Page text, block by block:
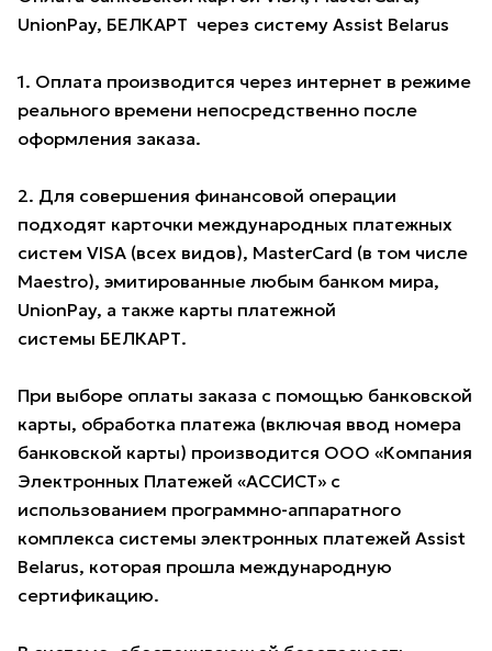
UnionPay, БЕЛКАРТ через систему Assist Belarus
1. Оплата производится через интернет в режиме
реального времени непосредственно после
оформления заказа.
2. Для совершения финансовой операции
подходят карточки международных платежных
систем VISA (всех видов), MasterCard (в том числе
Maestro), эмитированные любым банком мира,
UnionPay, а также карты платежной
системы БЕЛКАРТ.
При выборе оплаты заказа с помощью банковской
карты, обработка платежа (включая ввод номера
банковской карты) производится ООО «Компания
Электронных Платежей «АССИСТ» с
использованием программно-аппаратного
комплекса системы электронных платежей Assist
Belarus, которая прошла международную
сертификацию.